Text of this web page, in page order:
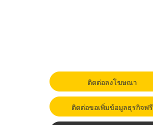
ติดต่อลงโฆษณา
ติดต่อขอเพิ่มข้อมูลธุรกิจฟรี